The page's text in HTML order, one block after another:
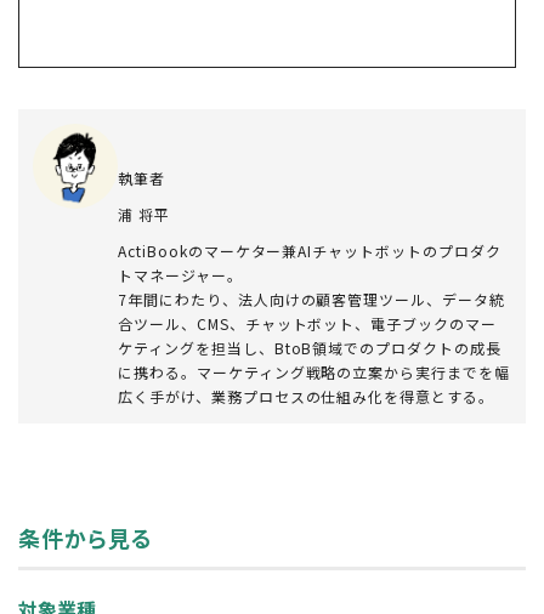
執筆者
浦 将平
ActiBookのマーケター兼AIチャットボットのプロダク
トマネージャー。
7年間にわたり、法人向けの顧客管理ツール、データ統
合ツール、CMS、チャットボット、電子ブックのマー
ケティングを担当し、BtoB領域でのプロダクトの成長
に携わる。マーケティング戦略の立案から実行までを幅
広く手がけ、業務プロセスの仕組み化を得意とする。
条件から見る